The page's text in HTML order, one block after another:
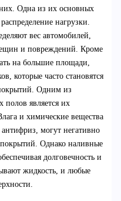
Одна из их основных
нагрузки.
вес автомобилей,
и повреждений. Кроме
на большие площади,
которые часто становятся
Одним из
является их
и химические вещества
могут негативно
покрытий. Однако наливные
долговечность и
жидкость, и любые